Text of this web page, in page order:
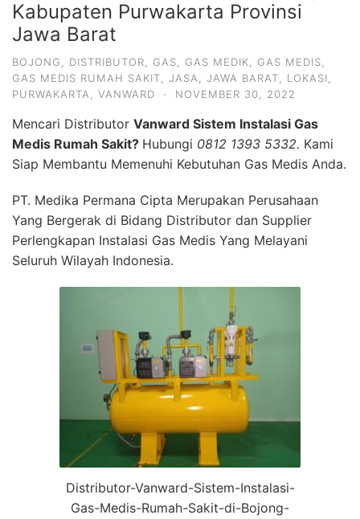
Kabupaten Purwakarta Provinsi
Jawa Barat
BOJONG DISTRIBUTOR GAS GAS MEDIK GAS MEDIS
GAS MEDIS RUMAH SAKIT
JASA JAWA BARAT LOKASI
PURWAKARTA
VANWARD · NOVEMBER 30, 2022
Mencari Distributor Vanward Sistem Instalasi Gas
Medis Rumah Sakit? Hubungi 0812 1393 5332. Kami
Siap Membantu Memenuhi Kebutuhan Gas Medis Anda.
PT. Medika Permana Cipta Merupakan Perusahaan
Yang Bergerak di Bidang Distributor dan Supplier
Perlengkapan Instalasi Gas Medis Yang Melayani
Seluruh Wilayah Indonesia.
Distributor-Vanward-Sistem-Instalasi-
Gas-Medis-Rumah-Sakit-di-Bojong-